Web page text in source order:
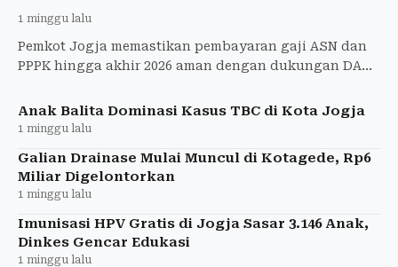
1 minggu lalu
Pemkot Jogja memastikan pembayaran gaji ASN dan
PPPK hingga akhir 2026 aman dengan dukungan DAU
Anak Balita Dominasi Kasus TBC di Kota Jogja
1 minggu lalu
Galian Drainase Mulai Muncul di Kotagede, Rp6
Miliar Digelontorkan
1 minggu lalu
Imunisasi HPV Gratis di Jogja Sasar 3.146 Anak,
Dinkes Gencar Edukasi
1 minggu lalu